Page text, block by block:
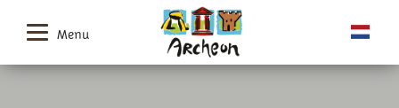
Menu